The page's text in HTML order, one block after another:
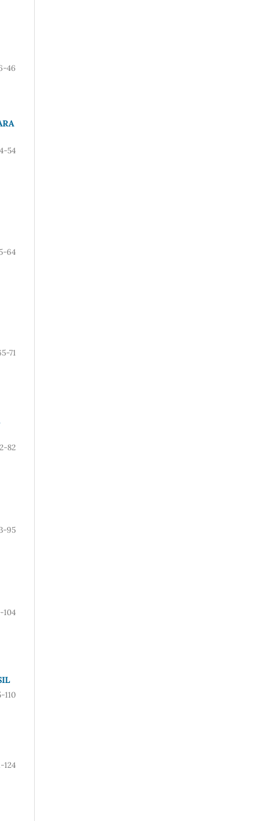
46
54
64
71
82
95
104
110
124